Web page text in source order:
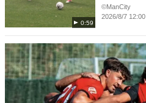
0:59
©ManCity
2026/8/7 12:00